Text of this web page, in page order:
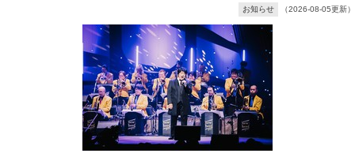
お知らせ （2026-08-05更新）